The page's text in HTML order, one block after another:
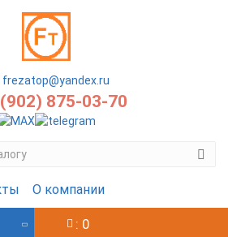
frezatop@yandex.ru
+7 (902) 875-03-70
О компании
: 0